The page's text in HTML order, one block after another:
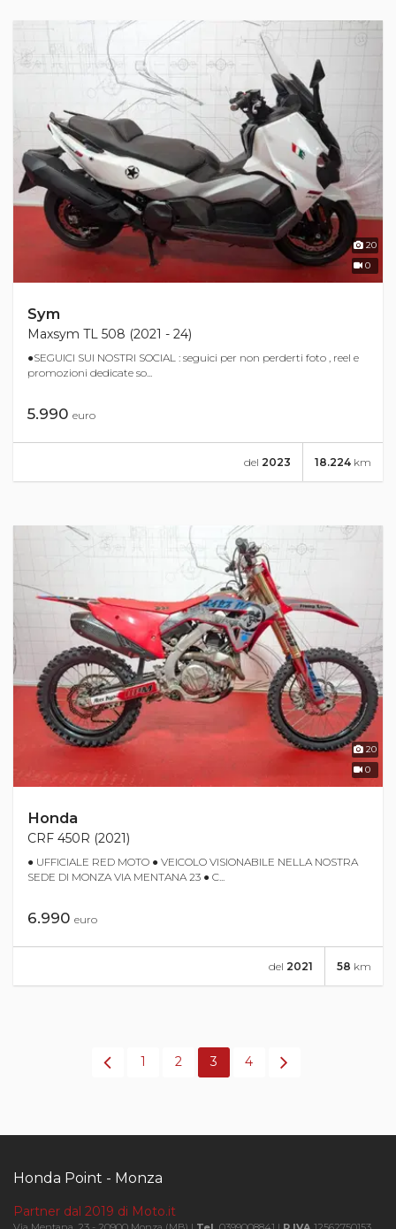
20
0
Sym
Maxsym TL 508 (2021 - 24)
●SEGUICI SUI NOSTRI SOCIAL : seguici per non perderti foto , reel e
promozioni dedicate so...
5.990 euro
18.224 km
del 2023
20
0
Honda
CRF 450R (2021)
● UFFICIALE RED MOTO ● VEICOLO VISIONABILE NELLA NOSTRA
SEDE DI MONZA VIA MENTANA 23 ● C...
6.990 euro
58 km
del 2021
1 2 3 4
Honda Point - Monza
Partner dal 2019 di Moto.it